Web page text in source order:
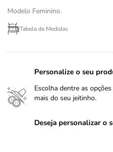
Modelo Feminino.
Tabela de Medidas
Personalize o seu
Escolha dentre as
mais do seu jeitinho.
Deseja personalizar o